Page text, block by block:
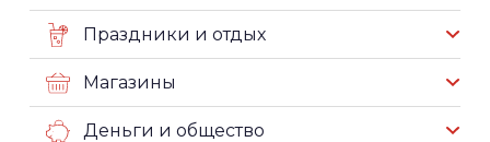
Праздники и отдых
Магазины
Деньги и общество